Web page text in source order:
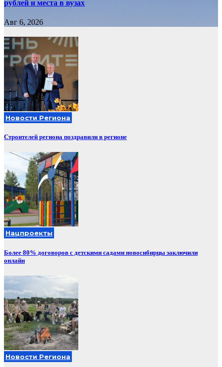
рублей и места в вузах
Авг 6, 2026
Новости Региона
Строителей региона поздравили в регионе
Нацпроекты
Более 80% договоров с детскими садами новосибирцы заключили
онлайн
Новости Региона